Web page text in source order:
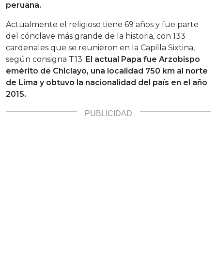
peruana.
Actualmente el religioso tiene 69 años y fue parte
del cónclave más grande de la historia, con 133
cardenales que se reunieron en la Capilla Sixtina,
según consigna T13. El actual Papa fue Arzobispo
emérito de Chiclayo, una localidad 750 km al norte
de Lima y obtuvo la nacionalidad del país en el año
2015.